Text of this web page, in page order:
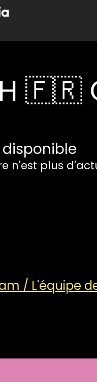
🇫🇷
disponible
n'est plus
/ L'équipe